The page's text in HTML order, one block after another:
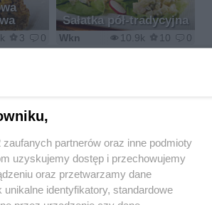
3 0
Sałatka pół-tradycyjna
10.9k 10 0
Wkn
0
Tosty z jajkiem
13
Wkn
zaufanych partnerów oraz inne podmioty
uzyskujemy dostęp i przechowujemy
oraz przetwarzamy dane
unikalne identyfikatory, standardowe